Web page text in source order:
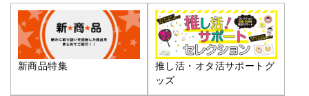
新商品特集
推し活・オタ活サポートグ
ッズ